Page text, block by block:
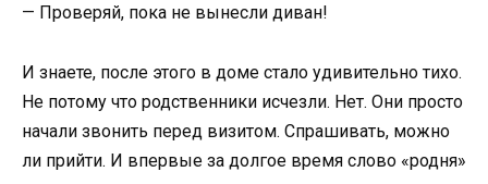
— Проверяй, пока не вынесли диван!
И знаете, после этого в доме стало удивительно тихо.
Не потому что родственники исчезли. Нет. Они просто
начали звонить перед визитом. Спрашивать, можно
ли прийти. И впервые за долгое время слово «родня»